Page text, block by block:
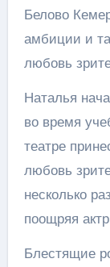
Белово
амбиции и
любовь
Наталья
во время
театре
любовь
несколько
поощряя
Блестящие